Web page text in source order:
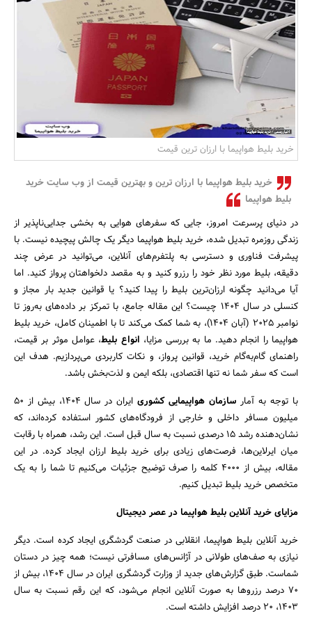
بانک، بیمه و سرمایه
مسکن و ساختمان
خرید بلیط هواپیما با ارزان ترین قیمت
خرید بلیط هواپیما با ارزان ترین و بهترین قیمت از وب سایت خرید
بلیط هواپیما
در دنیای پرسرعت امروز، جایی که سفرهای هوایی به بخشی جدایی‌ناپذیر از
زندگی روزمره تبدیل شده، خرید بلیط هواپیما دیگر یک چالش پیچیده نیست. با
پیشرفت فناوری و دسترسی به پلتفرم‌های آنلاین، می‌توانید در عرض چند
دقیقه، بلیط مورد نظر خود را رزرو کنید و به مقصد دلخواهتان پرواز کنید. اما
آیا می‌دانید چگونه ارزان‌ترین بلیط را پیدا کنید؟ یا قوانین جدید بار مجاز و
کنسلی در سال ۱۴۰۴ چیست؟ این مقاله جامع، با تمرکز بر داده‌های به‌روز تا
نوامبر ۲۰۲۵ (آبان ۱۴۰۴)، به شما کمک می‌کند تا با اطمینان کامل، خرید بلیط
هواپیما را انجام دهید. ما به بررسی مزایا، انواع بلیط، عوامل موثر بر قیمت،
راهنمای گام‌به‌گام خرید، قوانین پرواز، و نکات کاربردی می‌پردازیم. هدف این
است که سفر شما نه تنها اقتصادی، بلکه ایمن و لذت‌بخش باشد.
با توجه به آمارسازمان هواپیمایی کشوری
ایران در سال ۱۴۰۴، بیش از ۵۰
میلیون مسافر داخلی و خارجی از فرودگاه‌های کشور استفاده کرده‌اند، که
نشان‌دهنده رشد ۱۵ درصدی نسبت به سال قبل است. این رشد، همراه با رقابت
میان ایرلاین‌ها، فرصت‌های زیادی برای خرید بلیط ارزان ایجاد کرده. در این
مقاله، بیش از ۴۰۰۰ کلمه را صرف توضیح جزئیات می‌کنیم تا شما را به یک
متخصص خرید بلیط تبدیل کنیم.
مزایای خرید آنلاین بلیط هواپیما در عصر دیجیتال
خرید آنلاین بلیط هواپیما، انقلابی در صنعت گردشگری ایجاد کرده است. دیگر
نیازی به صف‌های طولانی در آژانس‌های مسافرتی نیست؛ همه چیز در دستان
شماست. طبق گزارش‌های جدید از وزارت گردشگری ایران در سال ۱۴۰۴، بیش از
۷۰ درصد رزروها به صورت آنلاین انجام می‌شود، که این رقم نسبت به سال
۱۴۰۳، ۲۰ درصد افزایش داشته است.